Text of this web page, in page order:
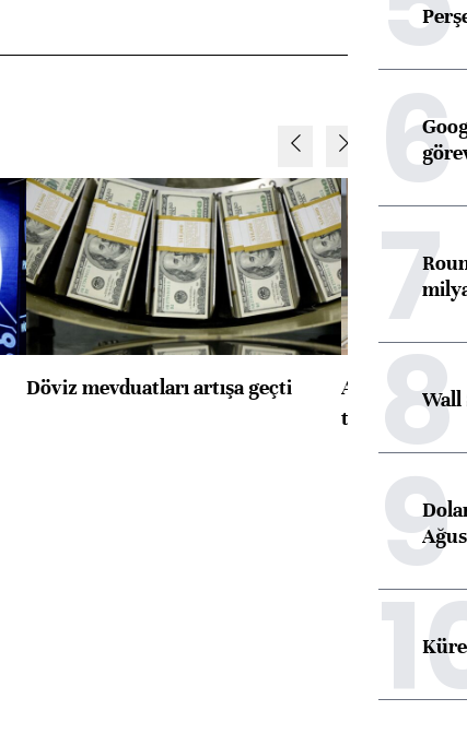
Döviz mevduatları artışa geçti
ABD'de konut
toparlandı
6
7
8
Wall
9